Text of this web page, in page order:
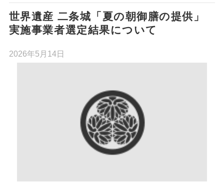
世界遺産 二条城「夏の朝御膳の提供」
実施事業者選定結果について
2026年5月14日